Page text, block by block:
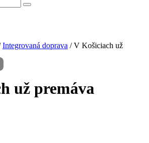
Integrovaná doprava /V Košiciach už
už premáva